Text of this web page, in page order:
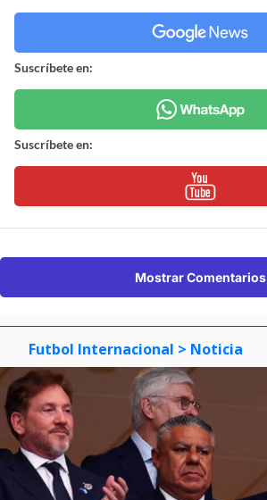
Suscríbete en:
Suscríbete en:
Mostrar Comentarios
Futbol Internacional > Noticia